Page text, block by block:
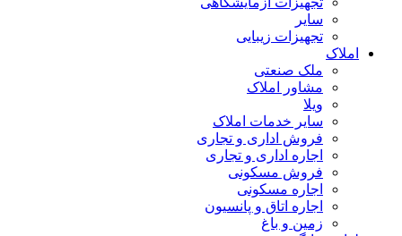
سایر
تجهیزات زیبایی
املاک
ملک صنعتی
مشاور املاک
ویلا
سایر خدمات املاک
فروش اداری و تجاری
اجاره اداری و تجاری
فروش مسکونی
اجاره مسکونی
اجاره اتاق و پانسیون
زمین و باغ